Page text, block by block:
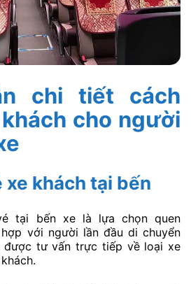
chi tiết cách
cho người
xe khách tại bến
tại bến xe là lựa chọn quen
với người lần đầu di chuyển
được tư vấn trực tiếp về loại xe